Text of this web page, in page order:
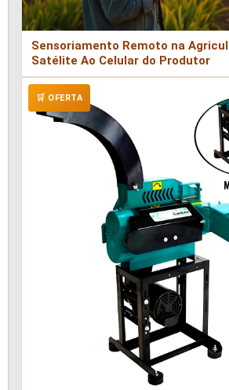
Sensoriamento Remoto na
Satélite Ao Celular do Produtor
🛒 OFERTA